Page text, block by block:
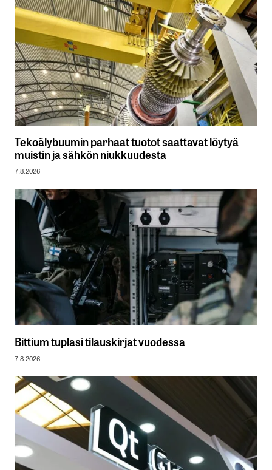
Tekoälybuumin parhaat tuotot saattavat löytyä
muistin ja sähkön niukkuudesta
7.8.2026
Bittium tuplasi tilauskirjat vuodessa
7.8.2026